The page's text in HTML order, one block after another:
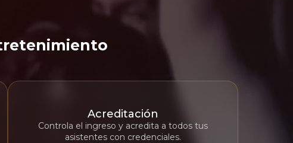
Acreditación
Controla el ingreso y acredita a todos tus
asistentes con credenciales.